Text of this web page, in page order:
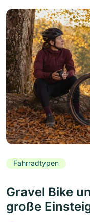
Fahrradtypen
Gravel Bike
große